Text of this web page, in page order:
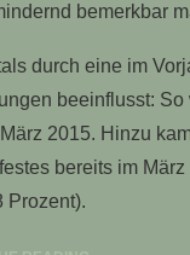
bemerkbar
durch eine im
beeinflusst:
2015. Hinzu
bereits im März
Prozent).